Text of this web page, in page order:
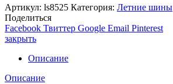
Артикул: ls8525 Категория: Летние шины
Поделиться
Facebook Твиттер Google Email Pinterest
закрыть
Описание
Описание